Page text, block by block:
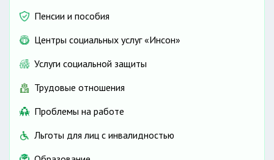
Пенсии и пособия
Центры социальных услуг «Инсон»
Услуги социальной защиты
Трудовые отношения
Проблемы на работе
Льготы для лиц с инвалидностью